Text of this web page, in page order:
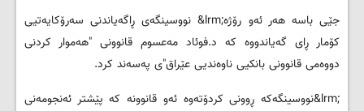
جێی باسه‌ هه‌ر ئه‌و رۆژه‌&lrm; نووسینگه‌ی ڕاگه‌یاندنی سه‌رۆكایه‌تیی
كۆمار ڕای گه‌یاندووه‌ كه‌ د.فوئاد مه‌عسوم قانوونی "هه‌موار كردنی
دووه‌می قانوونی بانكیی ناوه‌ندیی عێراق"ی په‌سه‌ند كرد.
&lrm;نووسینگه‌كه‌ ڕوونی كردۆ‌ته‌وه‌ ئه‌و قانوونه‌ كه‌ پێشتر ئه‌نجومه‌نی